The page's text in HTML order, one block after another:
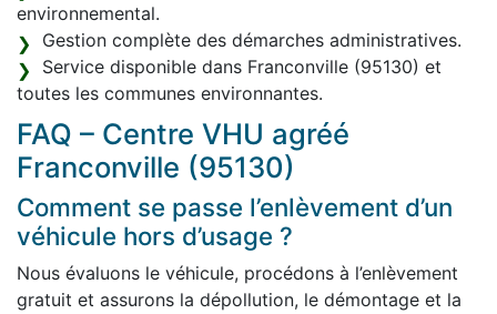
environnemental.
Gestion complète des démarches administratives.
Service disponible dans Franconville (95130) et
toutes les communes environnantes.
FAQ – Centre VHU agréé
Franconville (95130)
Comment se passe l’enlèvement d’un
véhicule hors d’usage ?
Nous évaluons le véhicule, procédons à l’enlèvement
gratuit et assurons la dépollution, le démontage et la